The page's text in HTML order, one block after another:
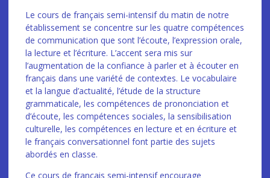
Le cours de français semi-intensif du matin de notre
établissement se concentre sur les quatre compétences
de communication que sont l’écoute, l’expression orale,
la lecture et l’écriture. L’accent sera mis sur
l’augmentation de la confiance à parler et à écouter en
français dans une variété de contextes. Le vocabulaire
et la langue d’actualité, l’étude de la structure
grammaticale, les compétences de prononciation et
d’écoute, les compétences sociales, la sensibilisation
culturelle, les compétences en lecture et en écriture et
le français conversationnel font partie des sujets
abordés en classe.
Ce cours de français semi-intensif encourage